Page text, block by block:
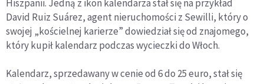
Hiszpanii. Jedną z ikon kalendarza stał się na przykład
David Ruiz Suárez, agent nieruchomości z Sewilli, który o
swojej „kościelnej karierze” dowiedział się od znajomego,
który kupił kalendarz podczas wycieczki do Włoch.
Kalendarz, sprzedawany w cenie od 6 do 25 euro, stał się